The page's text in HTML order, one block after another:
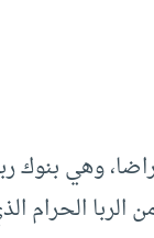
وهي بنوك
الحرام